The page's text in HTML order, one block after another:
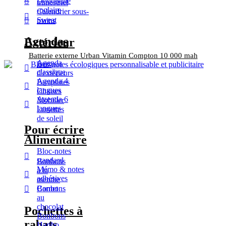
trimestriel
Calendrier sous-
mains
Agendas
Agenda
classique
Agenda 4
langues
Agenda 6
langues
Pour écrire
Bloc-notes
standard
Mémo & notes
adhésives
Carnet
Pochettes à
-polaire
Sweat
Extérieur
Jeux
d'extérieurs
Parapluies
Chaises
Mobilier
Lunettes
de soleil
Alimentaire
Bonbons
à la
menthe
Bonbons
au
chocolat
Bonbons
Batterie externe Urban Vitamin Compton 10 000 mah